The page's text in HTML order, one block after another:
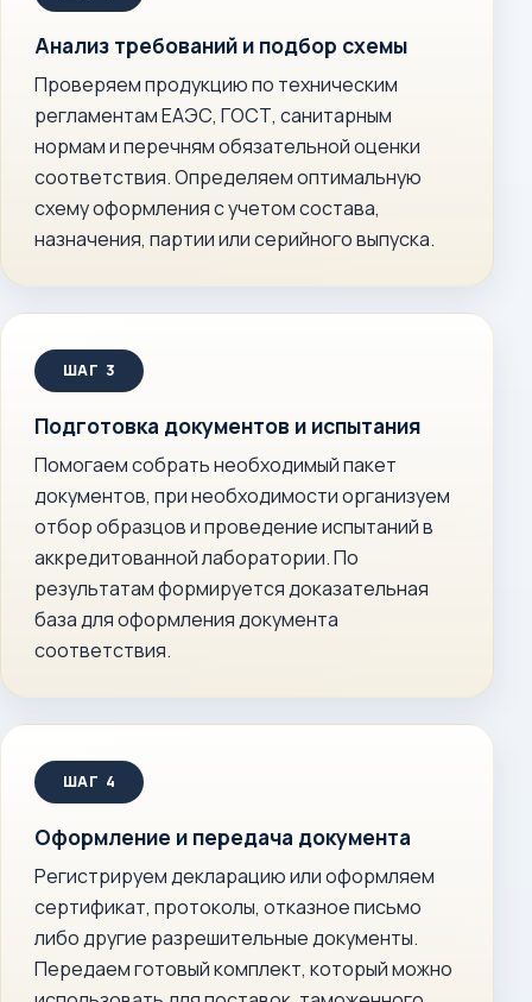
Анализ требований и подбор схемы
Проверяем продукцию по техническим
регламентам ЕАЭС, ГОСТ, санитарным
нормам и перечням обязательной оценки
соответствия. Определяем оптимальную
схему оформления с учетом состава,
назначения, партии или серийного выпуска.
Подготовка документов и испытания
Помогаем собрать необходимый пакет
документов, при необходимости организуем
отбор образцов и проведение испытаний в
аккредитованной лаборатории. По
результатам формируется доказательная
база для оформления документа
соответствия.
Оформление и передача документа
Регистрируем декларацию или оформляем
сертификат, протоколы, отказное письмо
либо другие разрешительные документы.
Передаем готовый комплект, который можно